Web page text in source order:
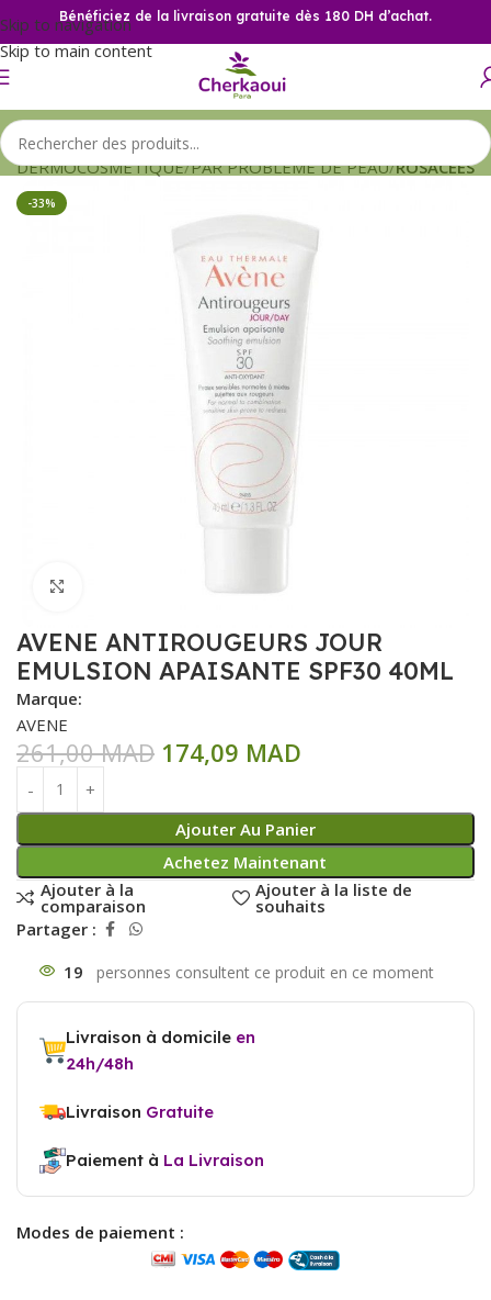
Skip to navigation
Skip to main content
Bénéficiez de la livraison gratuite dès 180 DH d’achat.
DERMOCOSMETIQUE PAR PROBLEME DE PEAU ROSACEES
-33%
AVENE ANTIROUGEURS JOUR
EMULSION APAISANTE SPF30 40ML
Marque:
AVENE
261,00MAD 174,09 MAD
Ajouter Au Panier
Achetez Maintenant
Ajouter à la
comparaison
Ajouter à la liste de
souhaits
Partager :
19
Livraison à domicile en
24h/48h
Livraison Gratuite
Paiement à La Livraison
Modes de paiement :